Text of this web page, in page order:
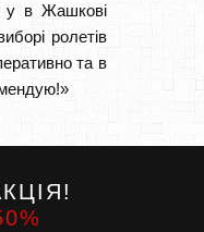
у в Жашкові
ролетів
та в